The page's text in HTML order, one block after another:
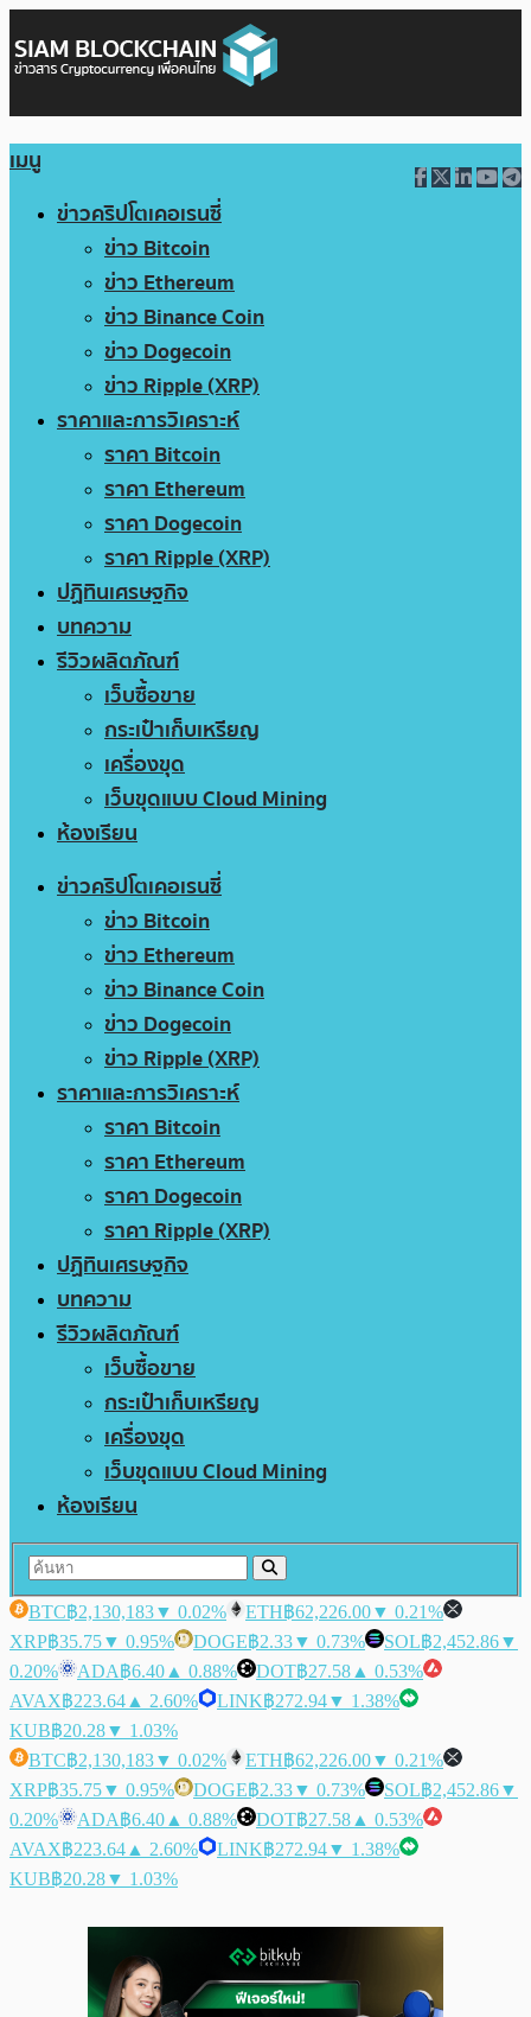
เมนู
ข่าวคริปโตเคอเรนซี่
ข่าว Bitcoin
ข่าว Ethereum
ข่าว Binance Coin
ข่าว Dogecoin
ข่าว Ripple (XRP)
ราคาและการวิเคราะห์
ราคา Bitcoin
ราคา Ethereum
ราคา Dogecoin
ราคา Ripple (XRP)
ปฏิทินเศรษฐกิจ
บทความ
รีวิวผลิตภัณฑ์
เว็บซื้อขาย
กระเป๋าเก็บเหรียญ
เครื่องขุด
เว็บขุดแบบ Cloud Mining
ห้องเรียน
ข่าวคริปโตเคอเรนซี่
ข่าว Bitcoin
ข่าว Ethereum
ข่าว Binance Coin
ข่าว Dogecoin
ข่าว Ripple (XRP)
ราคาและการวิเคราะห์
ราคา Bitcoin
ราคา Ethereum
ราคา Dogecoin
ราคา Ripple (XRP)
ปฏิทินเศรษฐกิจ
บทความ
รีวิวผลิตภัณฑ์
เว็บซื้อขาย
กระเป๋าเก็บเหรียญ
เครื่องขุด
เว็บขุดแบบ Cloud Mining
ห้องเรียน
BTC฿2,130,183▼ 0.02% ETH฿62,226.00▼ 0.21%
XRP฿35.75▼ 0.95% DOGE฿2.33▼ 0.73% SOL฿2,452.86▼
0.20%
ADA฿6.40 ▲ 0.88% DOT฿27.58 ▲ 0.53%
AVAX฿223.64 ▲ 2.60% LINK฿272.94▼ 1.38%
KUB฿20.28▼ 1.03%
BTC฿2,130,183▼ 0.02% ETH฿62,226.00▼ 0.21%
XRP฿35.75▼ 0.95% DOGE฿2.33▼ 0.73% SOL฿2,452.86▼
0.20%
ADA฿6.40 ▲ 0.88% DOT฿27.58 ▲ 0.53%
AVAX฿223.64 ▲ 2.60% LINK฿272.94▼ 1.38%
KUB฿20.28▼ 1.03%